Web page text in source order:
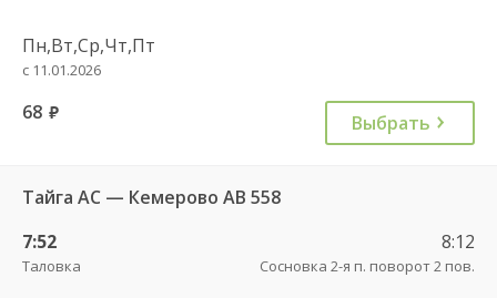
Пн,Вт,Ср,Чт,Пт
с 11.01.2026
68 руб. Выбрать
Тайга АС — Кемерово АВ 558
7:52
Таловка
8:12
Сосновка 2-я п. поворот 2 пов.